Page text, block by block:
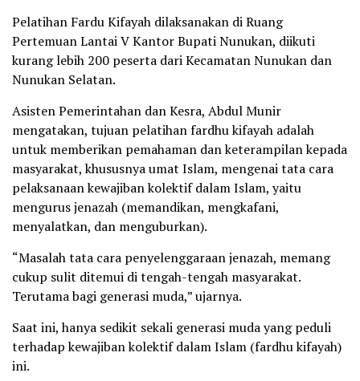
Pelatihan Fardu Kifayah dilaksanakan di Ruang
Pertemuan Lantai V Kantor Bupati Nunukan, diikuti
kurang lebih 200 peserta dari Kecamatan Nunukan dan
Nunukan Selatan.
Asisten Pemerintahan dan Kesra, Abdul Munir
mengatakan, tujuan pelatihan fardhu kifayah adalah
untuk memberikan pemahaman dan keterampilan kepada
masyarakat, khususnya umat Islam, mengenai tata cara
pelaksanaan kewajiban kolektif dalam Islam, yaitu
mengurus jenazah (memandikan, mengkafani,
menyalatkan, dan menguburkan).
“Masalah tata cara penyelenggaraan jenazah, memang
cukup sulit ditemui di tengah-tengah masyarakat.
Terutama bagi generasi muda,” ujarnya.
Saat ini, hanya sedikit sekali generasi muda yang peduli
terhadap kewajiban kolektif dalam Islam (fardhu kifayah)
ini.